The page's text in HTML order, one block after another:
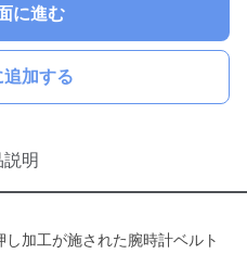
に進む
追加する
明
加工が施された腕時計ベルト